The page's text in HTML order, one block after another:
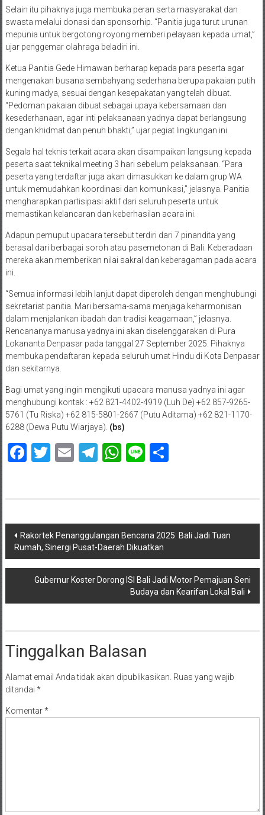
Selain itu pihaknya juga membuka peran serta masyarakat dan
swasta melalui donasi dan sponsorhip. “Panitia juga turut urunan
mepunia untuk bergotong royong memberi pelayaan kepada umat,”
ujar penggemar olahraga beladiri ini.
Ketua Panitia Gede Himawan berharap kepada para peserta agar
mengenakan busana sembahyang sederhana berupa pakaian putih
kuning madya, sesuai dengan kesepakatan yang telah dibuat.
“Pedoman pakaian dibuat sebagai upaya kebersamaan dan
kesederhanaan, agar inti pelaksanaan yadnya dapat berlangsung
dengan khidmat dan penuh bhakti,” ujar pegiat lingkungan ini.
Segala hal teknis terkait acara akan disampaikan langsung kepada
peserta saat teknikal meeting 3 hari sebelum pelaksanaan. “Para
peserta yang terdaftar juga akan dimasukkan ke dalam grup WA
untuk memudahkan koordinasi dan komunikasi,” jelasnya. Panitia
mengharapkan partisipasi aktif dari seluruh peserta untuk
memastikan kelancaran dan keberhasilan acara ini.
Adapun pemuput upacara tersebut terdiri dari 7 pinandita yang
berasal dari berbagai soroh atau pasemetonan di Bali. Keberadaan
mereka akan memberikan nilai sakral dan keberagaman pada acara
ini.
“Semua informasi lebih lanjut dapat diperoleh dengan menghubungi
sekretariat panitia. Mari bersama-sama menjaga keharmonisan
dalam menjalankan ibadah dan tradisi keagamaan,” jelasnya.
Rencananya manusa yadnya ini akan diselenggarakan di Pura
Lokananta Denpasar pada tanggal 27 September 2025. Pihaknya
membuka pendaftaran kepada seluruh umat Hindu di Kota Denpasar
dan sekitarnya.
Bagi umat yang ingin mengikuti upacara manusa yadnya ini agar
menghubungi kontak : +62 821-4402-4919 (Luh De) +62 857-9265-
5761 (Tu Riska) +62 815-5801-2667 (Putu Aditama) +62 821-1170-
6288 (Dewa Putu Wiarjaya). (bs)
Facebook
Twitter
EmailTelegram
WhatsApp
LineShare
Navigasi
pos
Rakortek Penanggulangan Bencana 2025: Bali Jadi Tuan
Rumah, Sinergi Pusat-Daerah Dikuatkan
Gubernur Koster Dorong ISI Bali Jadi Motor Pemajuan Seni
Budaya dan Kearifan Lokal Bali
Tinggalkan Balasan
Alamat email Anda tidak akan dipublikasikan. Ruas yang wajib
ditandai *
Komentar*